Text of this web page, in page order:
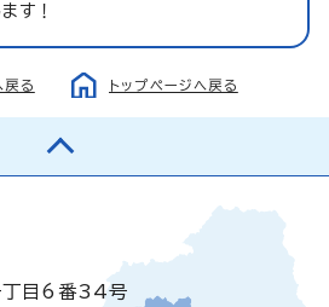
す！
戻る トップページへ戻る
丁目6番34号